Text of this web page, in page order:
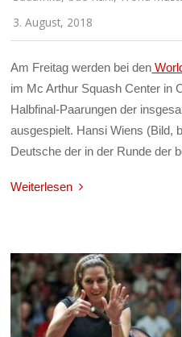
3. August, 2018
Am Freitag werden bei den
im Mc Arthur Squash Center in
Halbfinal-Paarungen der
ausgespielt. Hansi Wiens (Bild,
Deutsche der in der Runde der
Weiterlesen